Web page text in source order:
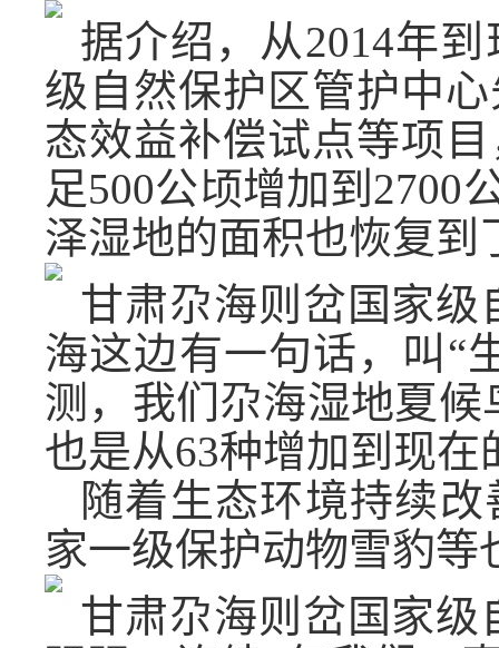
据介绍，从2014年
级自然保护区管护中
态效益补偿试点等项
足500公顷增加到2700
泽湿地的面积也恢复到
甘肃尕海则岔国家
海这边有一句话，叫“
测，我们尕海湿地夏
也是从63种增加到现在
随着生态环境持续
家一级保护动物雪豹等
甘肃尕海则岔国家